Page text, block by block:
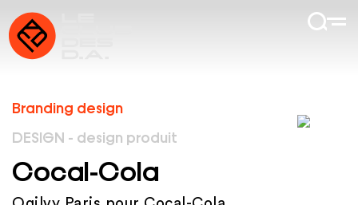
Branding design
DESIGN - design produit
Cocal-Cola